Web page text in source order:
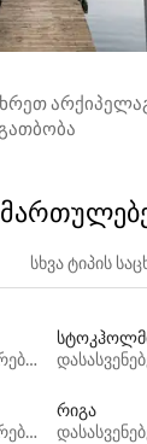
გათბობა
სხვა ტიპის
დასასვენებელი საცხოვრებლები
დასასვენებელი საცხოვრებლები
რიგა